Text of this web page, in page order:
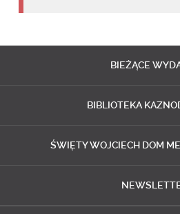
BIEŻĄCE
BIBLIOTEKA
ŚWIĘTY WOJCIECH DOM